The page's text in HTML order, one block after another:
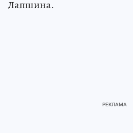
Лапшина.